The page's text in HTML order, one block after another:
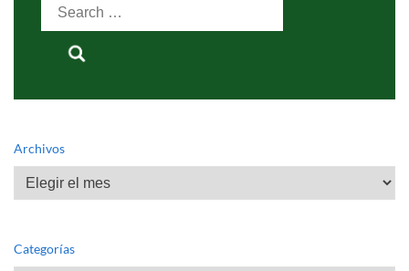
Archivos
Archivos
Categorías